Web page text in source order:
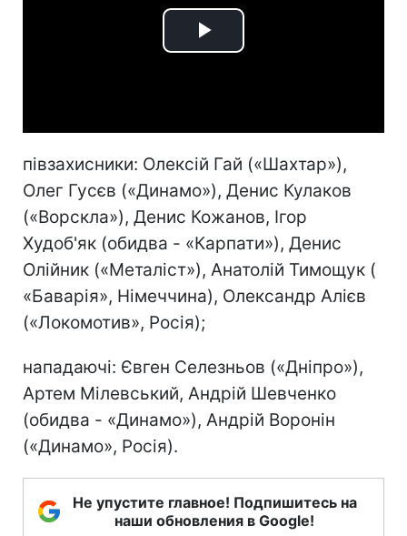
Play
півзахисники: Олексій Гай («Шахтар»),
Олег Гусєв («Динамо»), Денис Кулаков
(«Ворскла»), Денис Кожанов, Ігор
Худоб'як (обидва - «Карпати»), Денис
Олійник («Металіст»), Анатолій Тимощук (
«Баварія», Німеччина), Олександр Алієв
(«Локомотив», Росія);
нападаючі: Євген Селезньов («Дніпро»),
Артем Мілевський, Андрій Шевченко
(обидва - «Динамо»), Андрій Воронін
(«Динамо», Росія).
Не упустите главное! Подпишитесь на
наши обновления в Google!